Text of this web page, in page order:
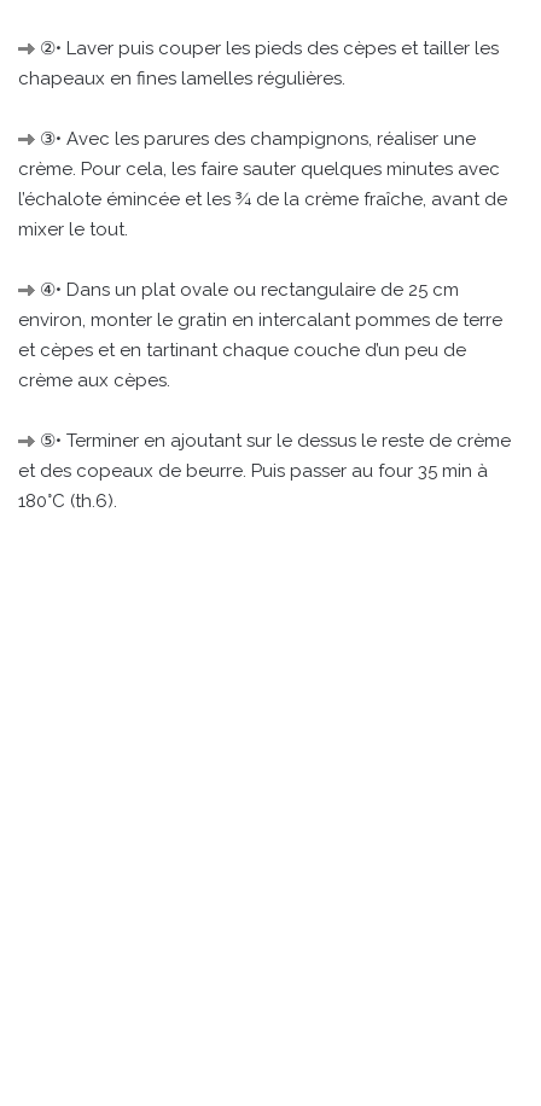
②• Laver puis couper les pieds des cèpes et tailler les
chapeaux en fines lamelles régulières.
③• Avec les parures des champignons, réaliser une
crème. Pour cela, les faire sauter quelques minutes avec
l’échalote émincée et les ¾ de la crème fraîche, avant de
mixer le tout.
④• Dans un plat ovale ou rectangulaire de 25 cm
environ, monter le gratin en intercalant pommes de terre
et cèpes et en tartinant chaque couche d’un peu de
crème aux cèpes.
⑤• Terminer en ajoutant sur le dessus le reste de crème
et des copeaux de beurre. Puis passer au four 35 min à
180°C (th.6).